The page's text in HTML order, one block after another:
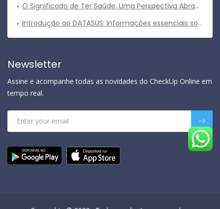
O Significado de Ter Saúde: Uma Perspectiva Abrangente
Introdução ao DATASUS: Informações essenciais sobre o sistema de informações em saúde do Brasil
Newsletter
Assine e acompanhe todas as novidades do CheckUp Online em
tempo real.